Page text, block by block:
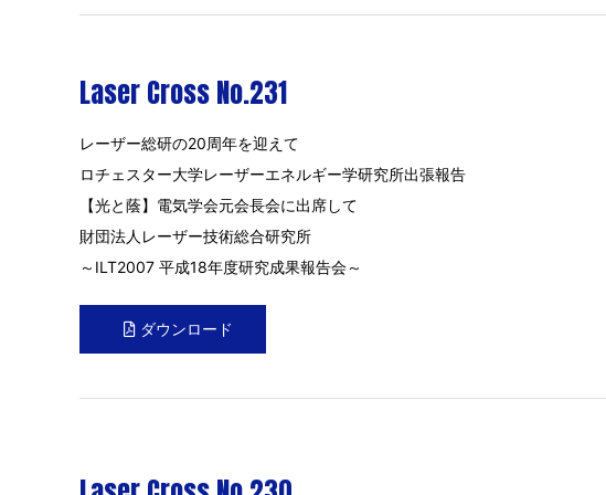
Laser Cross No.231
レーザー総研の20周年を迎えて
ロチェスター大学レーザーエネルギー学研究所出張報告
【光と蔭】電気学会元会長会に出席して
財団法人レーザー技術総合研究所
～ILT2007 平成18年度研究成果報告会～
ダウンロード